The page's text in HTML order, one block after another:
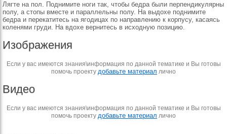
Лягте на пол. Поднимите ноги так, чтобы бедра были перпендикулярны
полу, а стопы вместе и параллельны полу. На выдохе поднимите
бедра и перекатитесь на ягодицах по направлению к корпусу, касаясь
коленями груди. На вдохе вернитесь в исходную позицию.
Изображения
Если у вас имеются знания\информация по данной тематике и Вы готовы
помочь проекту добавьте материал лично
Видео
Если у вас имеются знания\информация по данной тематике и Вы готовы
помочь проекту добавьте материал лично